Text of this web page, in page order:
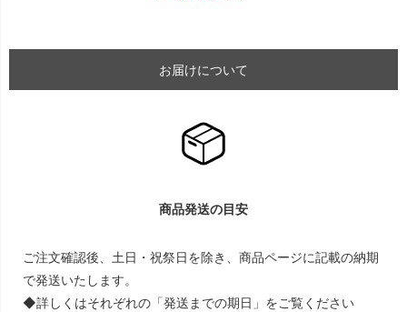
お届けについて
商品発送の目安
ご注文確認後、土日・祝祭日を除き、商品ページに記載の納期
で発送いたします。
◆詳しくはそれぞれの「発送までの期日」をご覧ください